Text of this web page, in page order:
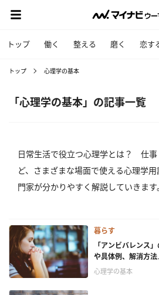
トップ 働く 整える 磨く 恋す
トップ 心理学の基本
「心理学の基本」の記事一覧
日常生活で役立つ心理学とは？ 仕事
ど、さまざまな場面で使える心理学
門家が分かりやすく解説していきます。
暮らす
「アンビバレンス
や具体例、解消方法
心理学の基本